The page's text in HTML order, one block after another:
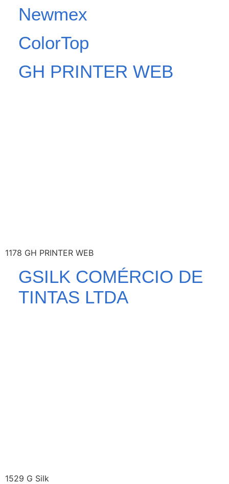
Newmex
ColorTop
GH PRINTER WEB
1178 GH PRINTER WEB
GSILK COMÉRCIO DE
TINTAS LTDA
1529 G Silk